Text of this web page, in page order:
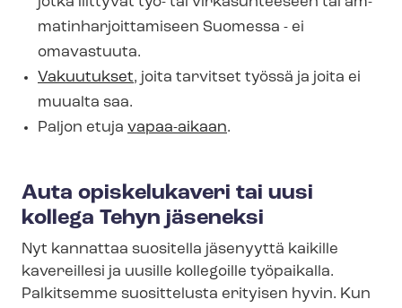
ma­tin­har­joit­ta­mi­seen Suomessa - ei
omavastuuta.
Vakuutukset, joita tarvitset työssä ja joita ei
muualta saa.
Paljon etuja vapaa-aikaan.
Auta opiskelukaveri tai uusi
kollega Tehyn jäseneksi
Nyt kannattaa suositella jäsenyyttä kaikille
kavereillesi ja uusille kollegoille työpaikalla.
Palkitsemme suosittelusta erityisen hyvin. Kun